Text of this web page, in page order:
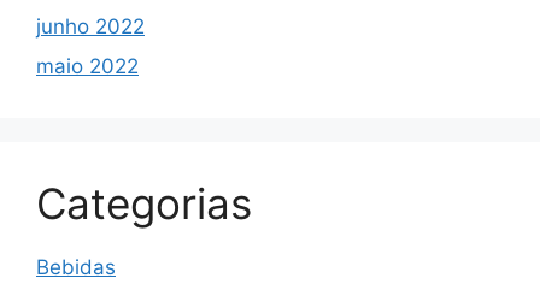
junho 2022
maio 2022
Categorias
Bebidas